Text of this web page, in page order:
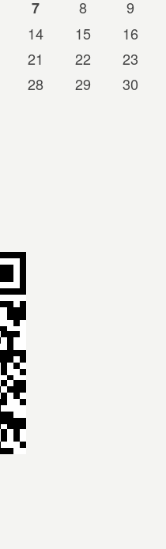
7 8
9
14 15
16
21 22
23
28 29
30